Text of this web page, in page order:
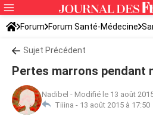
Forum Forum Santé-Médecine
Sujet Précédent
Pertes marrons pendant
Nadibel - Modifié le 13 août
Tiiina - 13 août 2015 à 17:50